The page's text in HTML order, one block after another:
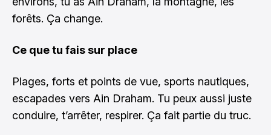
forêts. Ça change.
Ce que tu fais sur place
Plages, forts et points de vue, sports nautiques,
escapades vers Ain Draham. Tu peux aussi juste
conduire, t’arrêter, respirer. Ça fait partie du truc.